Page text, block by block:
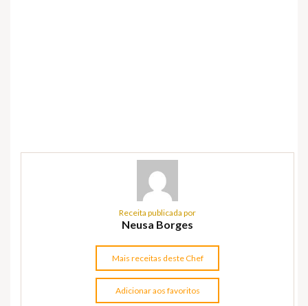
Receita publicada por
Neusa Borges
Mais receitas deste Chef
Adicionar aos favoritos